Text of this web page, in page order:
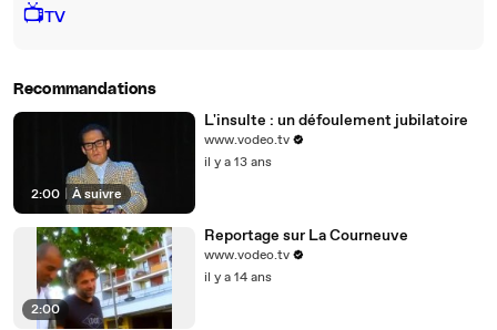
📺TV
Recommandations
2:00 À suivre
L'insulte : un défoulement jubilatoire
www.vodeo.tv
il y a 13 ans
2:00
Reportage sur La Courneuve
www.vodeo.tv
il y a 14 ans